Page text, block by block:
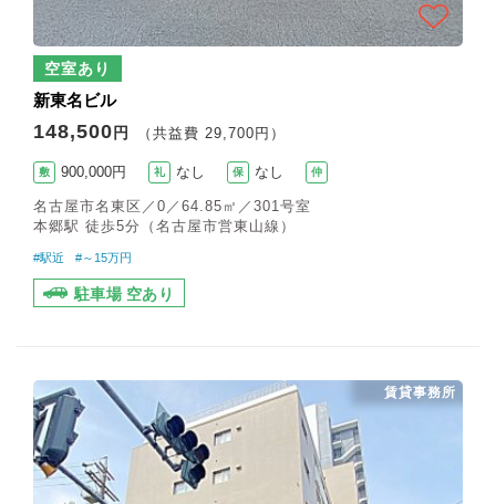
空室あり
新東名ビル
148,500 円 （共益費 29,700円）
敷 900,000円 礼 なし 保 なし 仲
名古屋市名東区／0／64.85㎡／301号室
本郷駅 徒歩5分（名古屋市営東山線）
#駅近 #～15万円
駐車場 空あり
賃貸事務所